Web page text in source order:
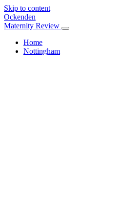
Skip to content
Ockenden
Maternity Review
Home
Nottingham